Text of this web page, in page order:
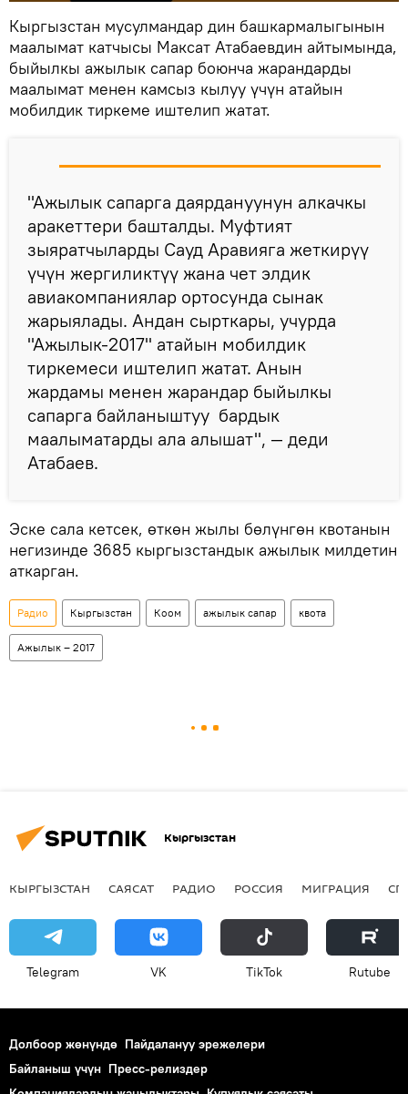
Кыргызстан мусулмандар дин башкармалыгынын
маалымат катчысы Максат Атабаевдин айтымында,
быйылкы ажылык сапар боюнча жарандарды
маалымат менен камсыз кылуу үчүн атайын
мобилдик тиркеме иштелип жатат.
"Ажылык сапарга даярдануунун алкачкы
аракеттери башталды. Муфтият
зыяратчыларды Сауд Аравияга жеткирүү
үчүн жергиликтүү жана чет элдик
авиакомпаниялар ортосунда сынак
жарыялады. Андан сырткары, учурда
"Ажылык-2017" атайын мобилдик
тиркемеси иштелип жатат. Анын
жардамы менен жарандар быйылкы
сапарга байланыштуу бардык
маалыматарды ала алышат", — деди
Атабаев.
Эске сала кетсек, өткөн жылы бөлүнгөн квотанын
негизинде 3685 кыргызстандык ажылык милдетин
аткарган.
Радио Кыргызстан Коом ажылык сапар квота
Ажылык – 2017
Кыргызстан
КЫРГЫЗСТАН САЯСАТ РАДИО РОССИЯ МИГРАЦИЯ
Telegram VK ТikТоk Rutube
Долбоор жөнүндө Пайдалануу эрежелери
Байланыш үчүн Пресс-релиздер